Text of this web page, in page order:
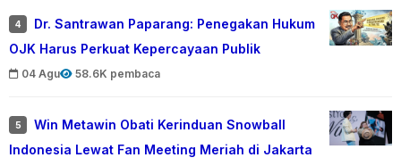
4
Dr. Santrawan Paparang: Penegakan Hukum
OJK Harus Perkuat Kepercayaan Publik
04 Agu 58.6K pembaca
5
Win Metawin Obati Kerinduan Snowball
Indonesia Lewat Fan Meeting Meriah di Jakarta